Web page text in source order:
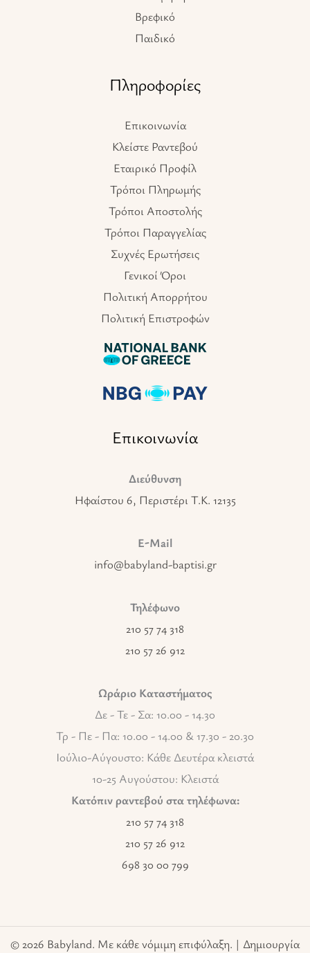
Βρεφικό
Παιδικό
Πληροφορίες
Επικοινωνία
Κλείστε Ραντεβού
Εταιρικό Προφίλ
Τρόποι Πληρωμής
Τρόποι Αποστολής
Τρόποι Παραγγελίας
Συχνές Ερωτήσεις
Γενικοί Όροι
Πολιτική Απορρήτου
Πολιτική Επιστροφών
Επικοινωνία
Διεύθυνση
Ηφαίστου 6, Περιστέρι T.K. 12135
E-Mail
info@babyland-baptisi.gr
Τηλέφωνο
210 57 74 318
210 57 26 912
Ωράριο Καταστήματος
Δε - Τε - Σα: 10.00 - 14.30
Τρ - Πε - Πα: 10.00 - 14.00 & 17.30 - 20.30
Ιούλιο-Αύγουστο: Κάθε Δευτέρα κλειστά
10-25 Αυγούστου: Κλειστά
Κατόπιν ραντεβού στα τηλέφωνα:
210 57 74 318
210 57 26 912
698 30 00 799
© 2026 Babyland. Με κάθε νόμιμη επιφύλαξη. | Δημιουργία